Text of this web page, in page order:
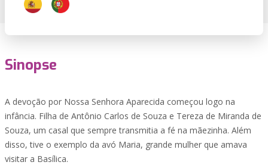
Sinopse
A devoção por Nossa Senhora Aparecida começou logo na
infância. Filha de Antônio Carlos de Souza e Tereza de Miranda de
Souza, um casal que sempre transmitia a fé na mãezinha. Além
disso, tive o exemplo da avó Maria, grande mulher que amava
visitar a Basílica.